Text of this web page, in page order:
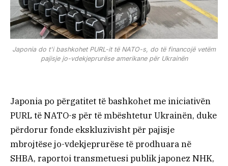
Japonia do t'i bashkohet PURL-it të NATO-s, do të financojë vetëm
pajisje jo-vdekjeprurëse amerikane për Ukrainën
Japonia po përgatitet të bashkohet me iniciativën
PURL të NATO-s për të mbështetur Ukrainën, duke
përdorur fonde ekskluzivisht për pajisje
mbrojtëse jo-vdekjeprurëse të prodhuara në
SHBA, raportoi transmetuesi publik japonez NHK,